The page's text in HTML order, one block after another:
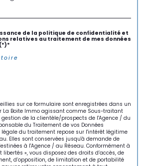
de la politique de confidentialité et
relatives au traitement de mes données
sur ce formulaire sont enregistrées dans un
La Boite Immo agissant comme Sous-traitant
de la clientèle/prospects de l'Agence / du
du Traitement de vos Données
légale du traitement repose sur l'intérêt légitime
Elles sont conservées jusqu'à demande de
à l'Agence / au Réseau. Conformément à
», vous disposez des droits d’accès, de
d’opposition, de limitation et de portabilité